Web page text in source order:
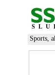
Sports,